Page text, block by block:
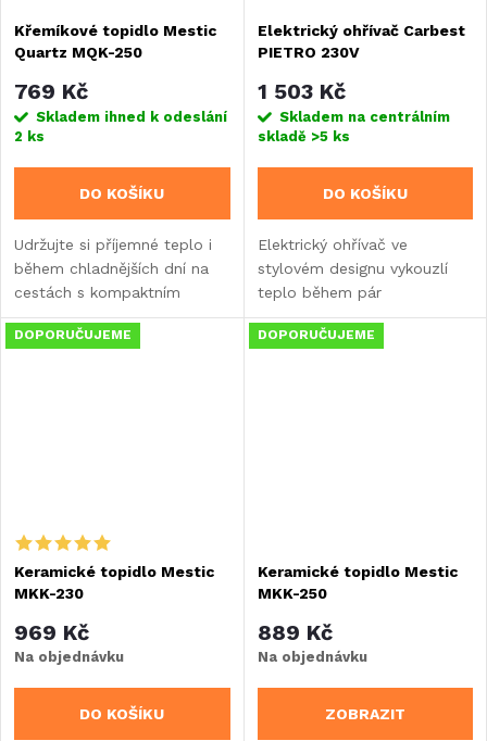
Křemíkové topidlo Mestic
Quartz MQK-250
769 Kč
Skladem ihned k odeslání
2 ks
DO KOŠÍKU
Udržujte si příjemné teplo i
během chladnějších dní na
cestách s kompaktním
křemíkovým topidlem Mestic
Quartz MQK-250. Díky
Elektrický ohřívač Carbest
PIETRO 230V
1 503 Kč
Skladem na centrálním
skladě >5 ks
DO KOŠÍKU
Elektrický ohřívač ve
stylovém designu vykouzlí
teplo během pár
chvilek. Využití při kempování
v chladných dnech nebo
DOPORUČUJEME
Keramické topidlo Mestic
MKK-230
969 Kč
Na objednávku
DO KOŠÍKU
DOPORUČUJEME
Keramické topidlo Mestic
MKK-250
889 Kč
Na objednávku
ZOBRAZIT